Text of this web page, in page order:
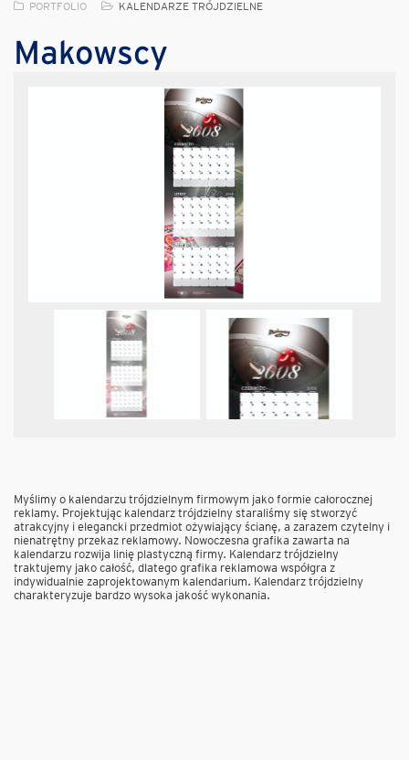
PORTFOLIO KALENDARZE TRÓJDZIELNE
Makowscy
Myślimy o kalendarzu trójdzielnym firmowym jako formie całorocznej
reklamy. Projektując kalendarz trójdzielny staraliśmy się stworzyć
atrakcyjny i elegancki przedmiot ożywiający ścianę, a zarazem czytelny i
nienatrętny przekaz reklamowy. Nowoczesna grafika zawarta na
kalendarzu rozwija linię plastyczną firmy. Kalendarz trójdzielny
traktujemy jako całość, dlatego grafika reklamowa współgra z
indywidualnie zaprojektowanym kalendarium. Kalendarz trójdzielny
charakteryzuje bardzo wysoka jakość wykonania.